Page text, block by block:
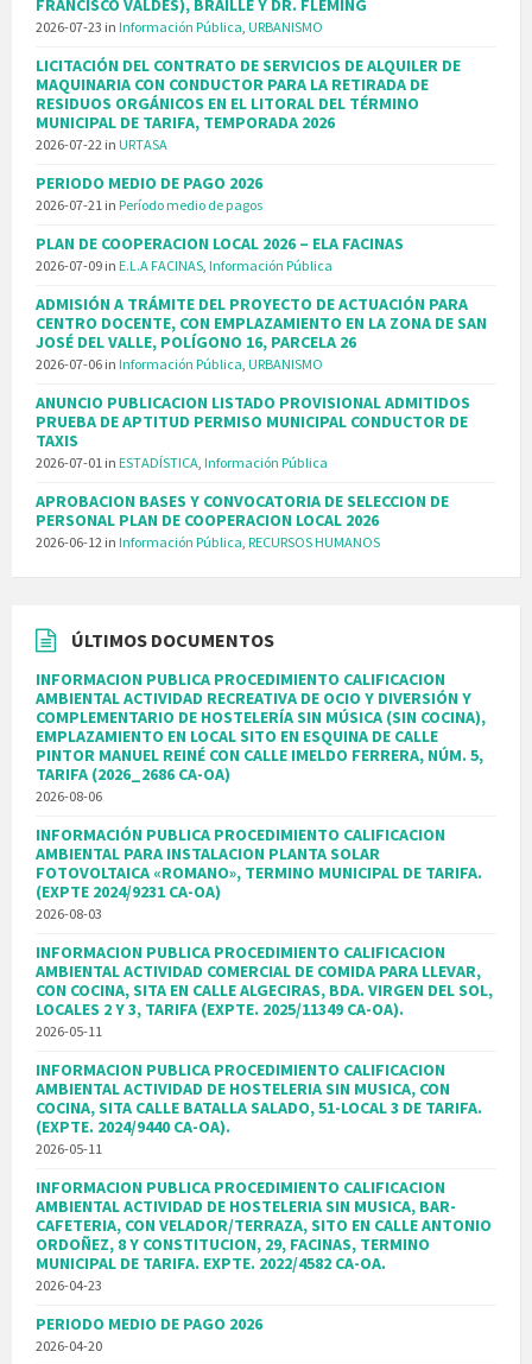
FRANCISCO VALDÉS), BRAILLE Y DR. FLEMING
2026-07-23 in Información Pública, URBANISMO
LICITACIÓN DEL CONTRATO DE SERVICIOS DE ALQUILER DE
MAQUINARIA CON CONDUCTOR PARA LA RETIRADA DE
RESIDUOS ORGÁNICOS EN EL LITORAL DEL TÉRMINO
MUNICIPAL DE TARIFA, TEMPORADA 2026
2026-07-22 in URTASA
PERIODO MEDIO DE PAGO 2026
2026-07-21 in Período medio de pagos
PLAN DE COOPERACION LOCAL 2026 – ELA FACINAS
2026-07-09 in E.L.A FACINAS, Información Pública
ADMISIÓN A TRÁMITE DEL PROYECTO DE ACTUACIÓN PARA
CENTRO DOCENTE, CON EMPLAZAMIENTO EN LA ZONA DE SAN
JOSÉ DEL VALLE, POLÍGONO 16, PARCELA 26
2026-07-06 in Información Pública, URBANISMO
ANUNCIO PUBLICACION LISTADO PROVISIONAL ADMITIDOS
PRUEBA DE APTITUD PERMISO MUNICIPAL CONDUCTOR DE
TAXIS
2026-07-01 in ESTADÍSTICA, Información Pública
APROBACION BASES Y CONVOCATORIA DE SELECCION DE
PERSONAL PLAN DE COOPERACION LOCAL 2026
2026-06-12 in Información Pública, RECURSOS HUMANOS
ÚLTIMOS DOCUMENTOS
INFORMACION PUBLICA PROCEDIMIENTO CALIFICACION
AMBIENTAL ACTIVIDAD RECREATIVA DE OCIO Y DIVERSIÓN Y
COMPLEMENTARIO DE HOSTELERÍA SIN MÚSICA (SIN COCINA),
EMPLAZAMIENTO EN LOCAL SITO EN ESQUINA DE CALLE
PINTOR MANUEL REINÉ CON CALLE IMELDO FERRERA, NÚM. 5,
TARIFA (2026_2686 CA-OA)
2026-08-06
INFORMACIÓN PUBLICA PROCEDIMIENTO CALIFICACION
AMBIENTAL PARA INSTALACION PLANTA SOLAR
FOTOVOLTAICA «ROMANO», TERMINO MUNICIPAL DE TARIFA.
(EXPTE 2024/9231 CA-OA)
2026-08-03
INFORMACION PUBLICA PROCEDIMIENTO CALIFICACION
AMBIENTAL ACTIVIDAD COMERCIAL DE COMIDA PARA LLEVAR,
CON COCINA, SITA EN CALLE ALGECIRAS, BDA. VIRGEN DEL SOL,
LOCALES 2 Y 3, TARIFA (EXPTE. 2025/11349 CA-OA).
2026-05-11
INFORMACION PUBLICA PROCEDIMIENTO CALIFICACION
AMBIENTAL ACTIVIDAD DE HOSTELERIA SIN MUSICA, CON
COCINA, SITA CALLE BATALLA SALADO, 51-LOCAL 3 DE TARIFA.
(EXPTE. 2024/9440 CA-OA).
2026-05-11
INFORMACION PUBLICA PROCEDIMIENTO CALIFICACION
AMBIENTAL ACTIVIDAD DE HOSTELERIA SIN MUSICA, BAR-
CAFETERIA, CON VELADOR/TERRAZA, SITO EN CALLE ANTONIO
ORDOÑEZ, 8 Y CONSTITUCION, 29, FACINAS, TERMINO
MUNICIPAL DE TARIFA. EXPTE. 2022/4582 CA-OA.
2026-04-23
PERIODO MEDIO DE PAGO 2026
2026-04-20